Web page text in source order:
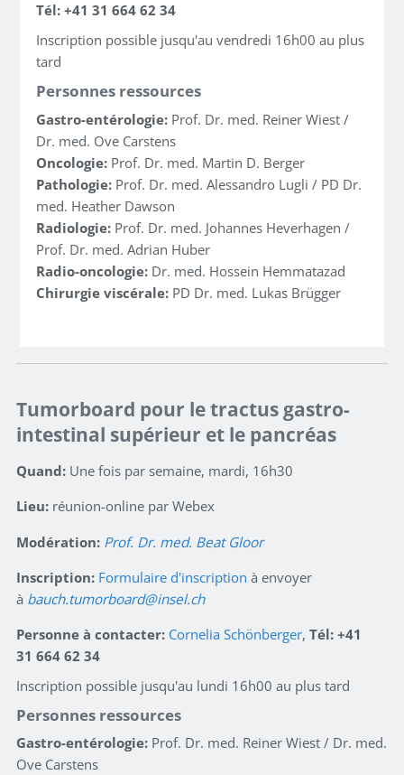
Tél: +41 31 664 62 34
Inscription possible jusqu'au vendredi 16h00 au plus
tard
Personnes ressources
Gastro-entérologie: Prof. Dr. med. Reiner Wiest /
Dr. med. Ove Carstens
Oncologie: Prof. Dr. med. Martin D. Berger
Pathologie: Prof. Dr. med. Alessandro Lugli / PD Dr.
med. Heather Dawson
Radiologie: Prof. Dr. med. Johannes Heverhagen /
Prof. Dr. med. Adrian Huber
Radio-oncologie: Dr. med. Hossein Hemmatazad
Chirurgie viscérale: PD Dr. med. Lukas Brügger
Tumorboard pour le tractus gastro-
intestinal supérieur et le pancréas
Quand: Une fois par semaine, mardi, 16h30
Lieu: réunion-online par Webex
Modération: Prof. Dr. med. Beat Gloor
Inscription: Formulaire d'inscription à envoyer
à bauch.tumorboard
insel.ch
Personne à contacter: Cornelia Schönberger, Tél: +41
31 664 62 34
Inscription possible jusqu'au lundi 16h00 au plus tard
Personnes ressources
Gastro-entérologie: Prof. Dr. med. Reiner Wiest / Dr. med.
Ove Carstens